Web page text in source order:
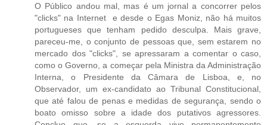
O Público andou mal, mas é um jornal a concorrer pelos
"clicks" na Internet e desde o Egas Moniz, não há muitos
portugueses que tenham pedido desculpa. Mais grave,
pareceu-me, o conjunto de pessoas que, sem estarem no
mercado dos "clicks", se apressaram a comentar o caso,
como o Governo, a começar pela Ministra da Administração
Interna, o Presidente da Câmara de Lisboa, e, no
Observador, um ex-candidato ao Tribunal Constitucional,
que até falou de penas e medidas de segurança, sendo o
boato omisso sobre a idade dos putativos agressores.